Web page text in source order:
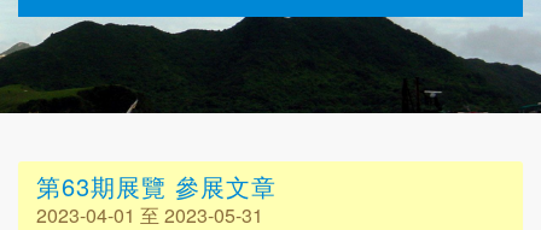
第63期展覽 參展文章
2023-04-01 至 2023-05-31